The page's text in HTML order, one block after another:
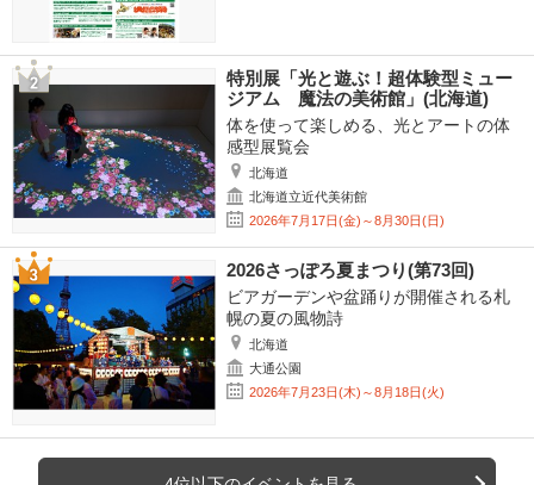
特別展「光と遊ぶ！超体験型ミュー
ジアム 魔法の美術館」(北海道)
体を使って楽しめる、光とアートの体
感型展覧会
北海道
北海道立近代美術館
2026年7月17日(金)～8月30日(日)
2026さっぽろ夏まつり(第73回)
ビアガーデンや盆踊りが開催される札
幌の夏の風物詩
北海道
大通公園
2026年7月23日(木)～8月18日(火)